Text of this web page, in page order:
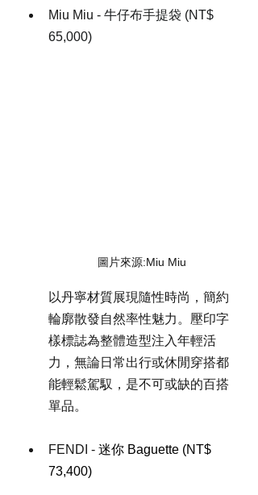
Miu Miu - 牛仔布手提袋 (NT$
65,000)
圖片來源:Miu Miu
以丹寧材質展現隨性時尚，簡約
輪廓散發自然率性魅力。壓印字
樣標誌為整體造型注入年輕活
力，無論日常出行或休閒穿搭都
能輕鬆駕馭，是不可或缺的百搭
單品。
FENDI - 迷你 Baguette (NT$
73,400)